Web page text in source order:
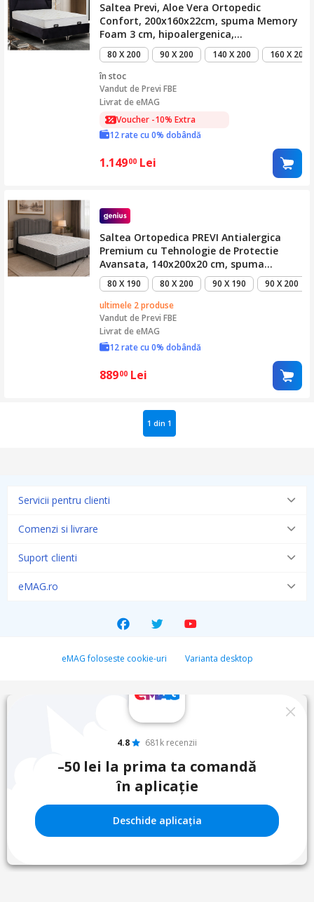
Saltea Previ, Aloe Vera Ortopedic
Confort, 200x160x22cm, spuma Memory
Foam 3 cm, hipoalergenica,
termoregulatoare, antitranspiranta,
reversibila cu sistem de aerisire, tratat
cu Aloe Vera, medie
80 X 200 90 X 200 140 X 200
160 X 200
în stoc
Vandut dePrevi FBE
Livrat de eMAG
Voucher -10% Extra
12 rate cu 0% dobândă
1.14900 Lei
Saltea Ortopedica PREVI Antialergica
Premium cu Tehnologie de Protectie
Avansata, 140x200x20 cm, spuma
poliuretanica, hipoalergenica,
termoregulatoare, antitranspiranta,
reversibila, cu sistem de aerisire,
fermitate tare
80 X 190 80 X 200 90 X 190
90 X 200
ultimele 2 produse
Vandut dePrevi FBE
Livrat de eMAG
12 rate cu 0% dobândă
88900 Lei
1 din 1
Servicii pentru clienti
Comenzi si livrare
Suport clienti
eMAG.ro
eMAG foloseste cookie-uri Varianta desktop
4.8 681k recenzii
–50 lei la prima ta comandă
în aplicație
Deschide aplicația